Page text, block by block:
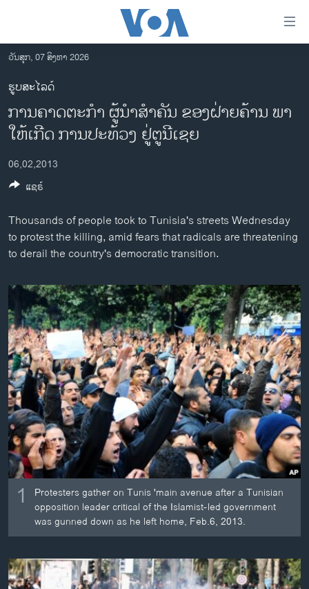
ເຂົ້າ
ຫາ
ຂ້າມ
ຂ້າມ
ຂ້າມ
ຫາ
ຊອກ
ລາວ
ອາເມຣິກາ
ການເລືອກຕັ້ງ ປະທານາທີບໍດີ ສະຫະລັດ 2024
ຂ່າວ​ຈີນ
ເອເຊຍ
ອິດສະຫຼະພາບດ້ານການຂ່າວ
ຊຸມຊົນຊາວລາວ
ວິທະຍາສາດ-ເທັກໂນໂລຈີ
ທຸລະກິດ
ພາສາອັງກິດ
ວີດີໂອ
ສຽງ
ລາຍການກະຈາຍສຽງ
ລາຍງານ
ຕິດຕາມພວກເຮົາ ທີ່
ພາສາຕ່າງໆ
ວັນສຸກ, 07 ສິງຫາ 2026
ຮູບສະໄລດ໌
ການຄາດຕະກໍາ ຜູ້ນໍາສໍາຄັນ ຂອງຝ່າຍຄ້ານ ພາ
ໃຫ້ເກີດ ການປະທ້ວງ ຢູ່ຕູນີເຊຍ
06,02,2013
Thousands of people took to Tunisia's streets Wednesday
to protest the killing, amid fears that radicals are threatening
to derail the country's democratic transition.
1
Protesters gather on Tunis 'main avenue after a Tunisian
opposition leader critical of the Islamist-led government
was gunned down as he left home, Feb.6, 2013.
ແຊຣ໌